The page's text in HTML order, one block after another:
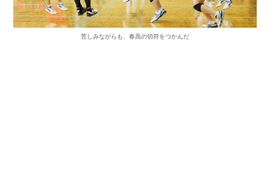
苦しみながらも、春高の切符をつかんだ